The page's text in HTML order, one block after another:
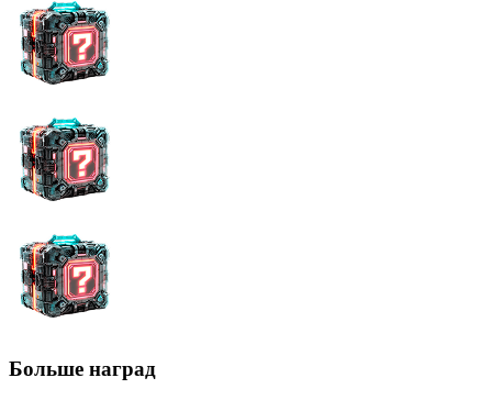
Больше наград